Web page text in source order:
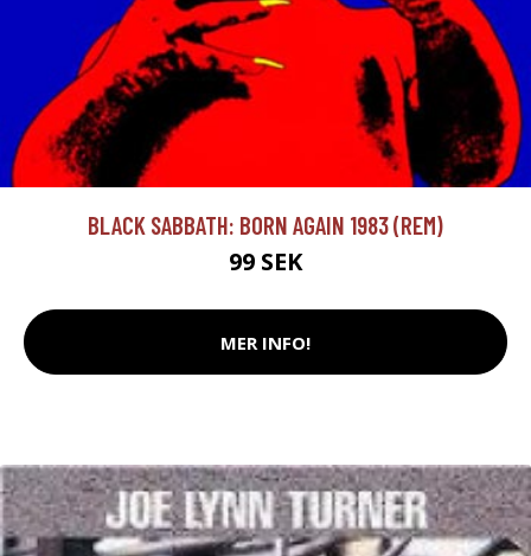
BLACK SABBATH: BORN AGAIN 1983 (REM)
99 SEK
MER INFO!